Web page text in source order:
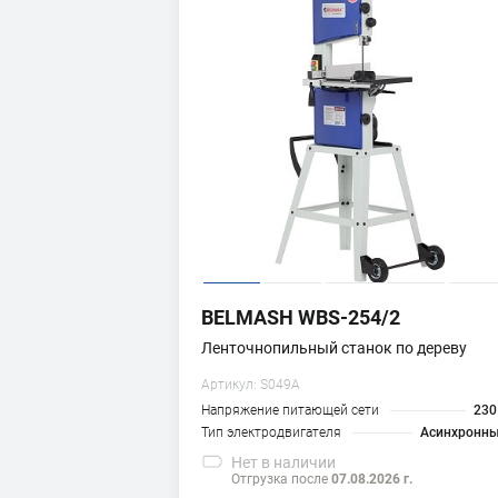
BELMASH WBS-254/2
Ленточнопильный станок по дереву
Артикул: S049A
Напряжение питающей сети
230
Тип электродвигателя
Нет в наличии
Отгрузка после 07.08.2026 г.